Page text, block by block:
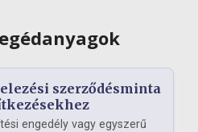
szerződésminta
engedély vagy egyszerű